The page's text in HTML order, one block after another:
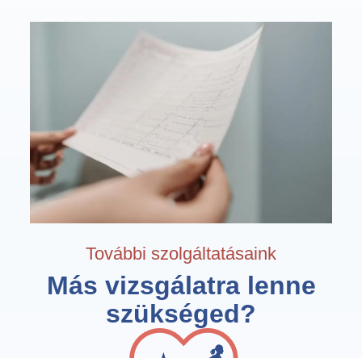
További szolgáltatásaink
Más vizsgálatra lenne
szükséged?​